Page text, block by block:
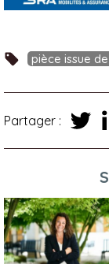
pièce issue
Partager :